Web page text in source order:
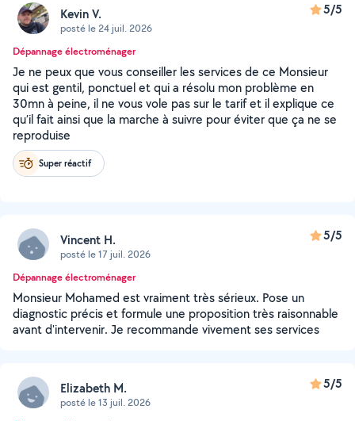
Kevin V.
posté le 24 juil. 2026
5/5
Dépannage électroménager
Je ne peux que vous conseiller les services de ce Monsieur
qui est gentil, ponctuel et qui a résolu mon problème en
30mn à peine, il ne vous vole pas sur le tarif et il explique ce
qu’il fait ainsi que la marche à suivre pour éviter que ça ne se
reproduise
Super réactif
Vincent H.
posté le 17 juil. 2026
5/5
Dépannage électroménager
Monsieur Mohamed est vraiment très sérieux. Pose un
diagnostic précis et formule une proposition très raisonnable
avant d'intervenir. Je recommande vivement ses services
Elizabeth M.
posté le 13 juil. 2026
5/5